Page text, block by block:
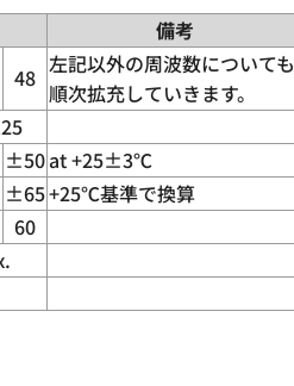
備考
48 左記以外の周波数についても
順次拡充していきます。
±50at +25±3℃
±65+25℃基準で換算
60